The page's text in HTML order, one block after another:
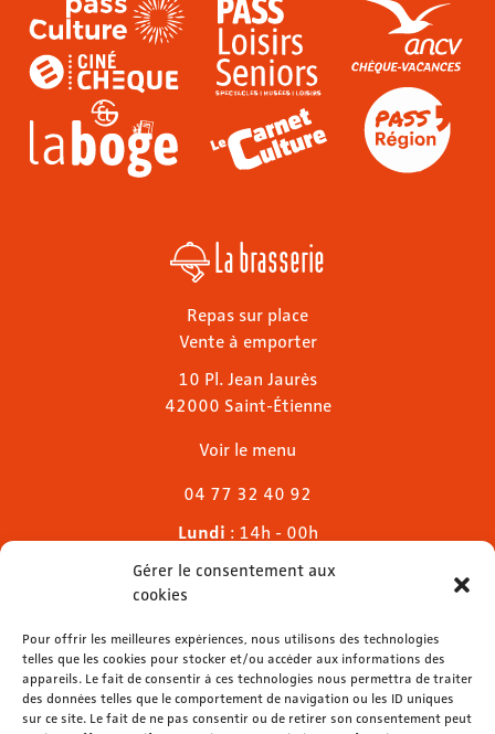
Gérer le consentement aux
cookies
Pour offrir les meilleures expériences, nous utilisons des technologies
telles que les cookies pour stocker et/ou accéder aux informations des
appareils. Le fait de consentir à ces technologies nous permettra de traiter
des données telles que le comportement de navigation ou les ID uniques
sur ce site. Le fait de ne pas consentir ou de retirer son consentement peut
La brasserie
Repas sur place
Vente à emporter
10 Pl. Jean Jaurès
42000 Saint-Étienne
Voir le menu
04 77 32 40 92
Lundi : 14h - 00h
Mardi & mercredi
Jeudi
Dimanche: 11h - 00h